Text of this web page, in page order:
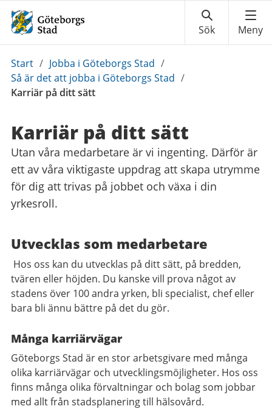
Du
är
här:
Start / Jobba i Göteborgs Stad /
Så är det att jobba i Göteborgs Stad /
Karriär på ditt sätt
Karriär på ditt sätt
Utan våra medarbetare är vi ingenting. Därför är
ett av våra viktigaste uppdrag att skapa utrymme
för dig att trivas på jobbet och växa i din
yrkesroll.
Utvecklas som medarbetare
Hos oss kan du utvecklas på ditt sätt, på bredden,
tvären eller höjden. Du kanske vill prova något av
stadens över 100 andra yrken, bli specialist, chef eller
bara bli ännu bättre på det du gör.
Många karriärvägar
Göteborgs Stad är en stor arbetsgivare med många
olika karriärvägar och utvecklingsmöjligheter. Hos oss
finns många olika förvaltningar och bolag som jobbar
med allt från stadsplanering till hälsovård.